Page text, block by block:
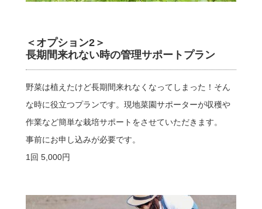
＜オプション2＞
長期間来れない時の管理サポートプラン
野菜は植えたけど長期間来れなくなってしまった！そん
な時に役立つプランです。現地菜園サポーターが収穫や
作業など簡単な栽培サポートをさせていただきます。
事前にお申し込みが必要です。
1回 5,000円